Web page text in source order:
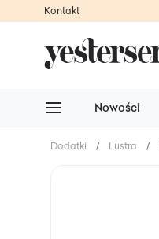
Kontakt
Nowości
Dodatki / Lustra /